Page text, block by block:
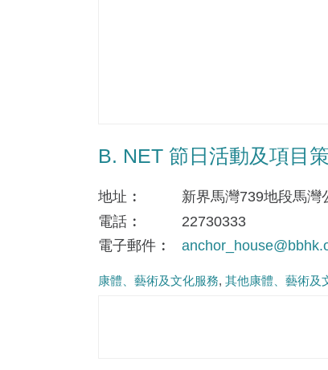
B. NET 節日活動及項目
地址
新界馬灣739地段馬灣
電話
22730333
電子郵件
康體、藝術及文化服務 其他康體、藝術及